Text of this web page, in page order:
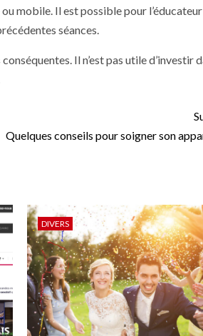
mobile. Il est possible pour
séances.
Il n’est pas utile d’investir
Quelques conseils pour soigner son
DIVERS